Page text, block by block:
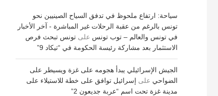
سياحة: ارتفاع ملحوظ في تدفق السياح الصينيين نحو
تونس بالرغم من عقبة الرحلات غير المباشرة - آخر الأخبار
في تونس والعالم – توب تونس علىتونس تبحث فرص
الاستثمار بعد مشاركة رئيسة الحكومة في “تيكاد 9”
الجيش الإسرائيلي يبدأ هجومه على غزة ويسيطر على
الضواحي على إسرائيل توافق على خطة للاستيلاء على
مدينة غزة تحت اسم “عربة جديعون 2”